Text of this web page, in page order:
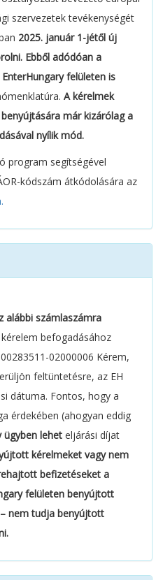
szervezetek tevékenységét
2025. január 1-jétől új
Ebből adódóan a
felületen is
A kérelmek
már kizárólag a
nyílik mód.
program segítségével
kódszám átkódolására az
alábbi számlaszámra
befogadásához
02000006 Kérem,
feltüntetésre, az EH
dátuma. Fontos, hogy a
érdekében (ahogyan eddig
ügyben lehet eljárási díjat
kérelmeket vagy nem
befizetéseket a
felületen benyújtott
nem tudja benyújtott